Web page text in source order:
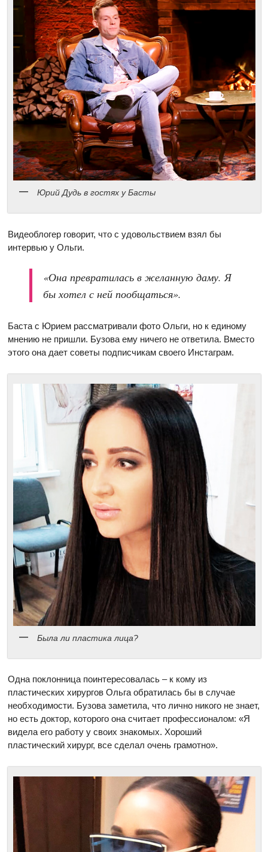
Юрий Дудь в гостях у Басты
Видеоблогер говорит, что с удовольствием взял бы
интервью у Ольги.
«Она превратилась в желанную даму. Я
бы хотел с ней пообщаться».
Баста с Юрием рассматривали фото Ольги, но к единому
мнению не пришли. Бузова ему ничего не ответила. Вместо
этого она дает советы подписчикам своего Инстаграм.
Была ли пластика лица?
Одна поклонница поинтересовалась – к кому из
пластических хирургов Ольга обратилась бы в случае
необходимости. Бузова заметила, что лично никого не знает,
но есть доктор, которого она считает профессионалом: «Я
видела его работу у своих знакомых. Хороший
пластический хирург, все сделал очень грамотно».